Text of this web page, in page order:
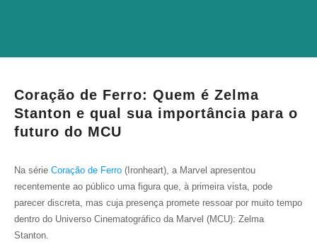
Coração de Ferro: Quem é Zelma
Stanton e qual sua importância para o
futuro do MCU
Na série Coração de Ferro (Ironheart), a Marvel apresentou
recentemente ao público uma figura que, à primeira vista, pode
parecer discreta, mas cuja presença promete ressoar por muito tempo
dentro do Universo Cinematográfico da Marvel (MCU): Zelma
Stanton.